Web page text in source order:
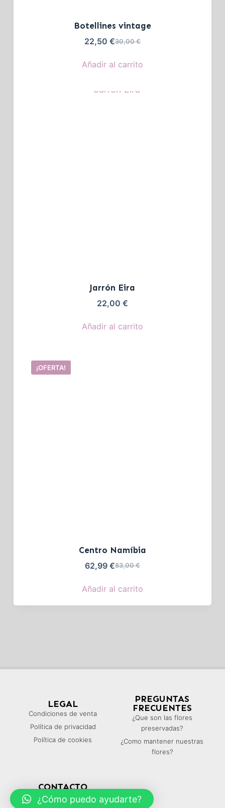
Botellines vintage
30,00€
22,50 €
Añadir al carrito
Jarrón Eira
22,00 €
Añadir al carrito
¡OFERTA!
Centro Namíbia
83,00€
62,99 €
Añadir al carrito
LEGAL
Condiciones de venta
Política de privacidad
Política de cookies
PREGUNTAS
FRECUENTES
¿Que son las flores
preservadas?
¿Como mantener nuestras
flores?
CONTACTO
Teléfono: (+34) 616 339 685
¿Cómo puedo ayudarte?